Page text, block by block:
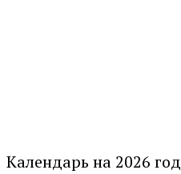
Календарь на 2026 год